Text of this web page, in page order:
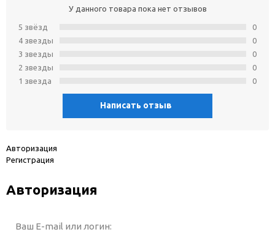
У данного товара пока нет отзывов
5 звёзд
4 звeзды
3 звeзды
2 звeзды
1 звeзда
0
0
0
0
0
Написать отзыв
Авторизация
Регистрация
Авторизация
Ваш E-mail или логин: